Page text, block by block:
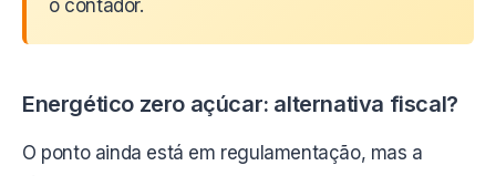
o contador.
Energético zero açúcar: alternativa fiscal?
O ponto ainda está em regulamentação, mas a